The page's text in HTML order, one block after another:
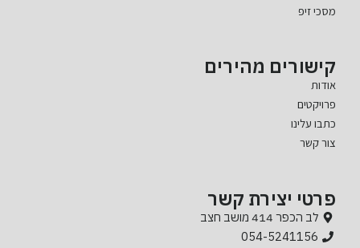
מסכי זיפ
קישורים מהירים
אודות
פרויקטים
כתבו עלינו
צור קשר
פרטי יצירת קשר
לב הכפר 414 מושב חצב
054-5241156